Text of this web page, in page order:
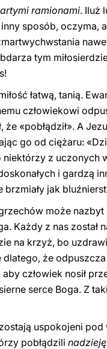
ramionami. Iluż
sposób, oczyma,
tym
łatwą, tanią.
człowiekowi
«pobłądził». A
go od ciężaru:
z uczonych
i gardzą
brzmiały jak
może
Każdy z nas
na krzyż, bo
dlatego, że
człowiek nosił
serce Boga. Z
uspokojeni
pobłądzili